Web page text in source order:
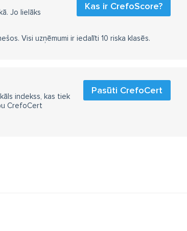
Kas ir CrefoScore?
Jo lielāks
Visi uzņēmumi ir iedalīti 10 riska klasēs.
Pasūti CrefoCert
indekss, kas tiek
CrefoCert